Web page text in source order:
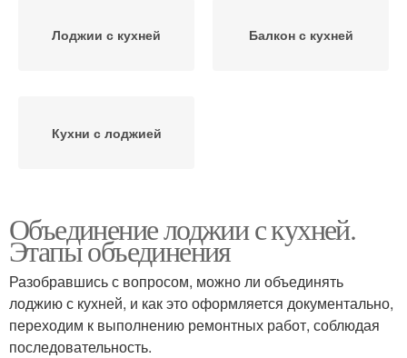
Лоджии с кухней Балкон с кухней
Кухни с лоджией
Объединение лоджии с кухней.
Этапы объединения
Разобравшись с вопросом, можно ли объединять
лоджию с кухней, и как это оформляется документально,
переходим к выполнению ремонтных работ, соблюдая
последовательность.